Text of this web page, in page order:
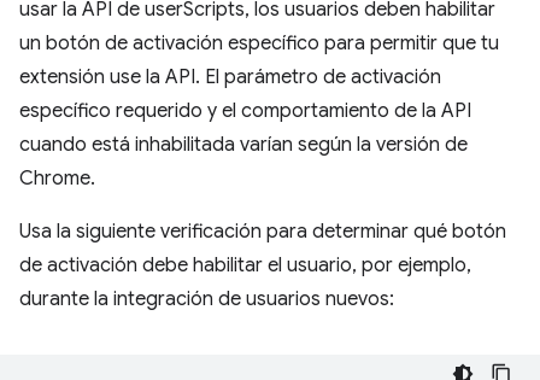
usar la API de userScripts, los usuarios deben habilitar
un botón de activación específico para permitir que tu
extensión use la API. El parámetro de activación
específico requerido y el comportamiento de la API
cuando está inhabilitada varían según la versión de
Chrome.
Usa la siguiente verificación para determinar qué botón
de activación debe habilitar el usuario, por ejemplo,
durante la integración de usuarios nuevos: